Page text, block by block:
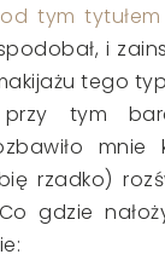
tym tytułem
i
tego
przy tym
mnie
rzadko)
gdzie